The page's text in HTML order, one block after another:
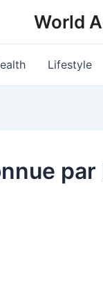
World
Lifestyle
par